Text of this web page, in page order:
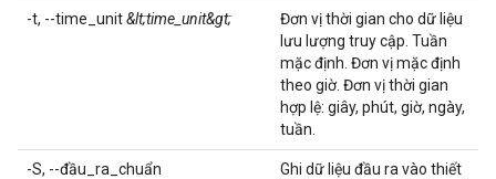
-t, --time_unit&lt;time_unit&gt;
Đơn vị thời gian cho dữ liệu
lưu lượng truy cập. Tuần
mặc định. Đơn vị mặc định
theo giờ. Đơn vị thời gian
hợp lệ: giây, phút, giờ, ngày,
tuần.
-S, --đầu_ra_chuẩn
Ghi dữ liệu đầu ra vào thiết